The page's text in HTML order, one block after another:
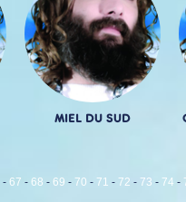
MIEL DU SUD
- 67 - 68 - 69 - 70 - 71 - 72 - 73 - 74 -